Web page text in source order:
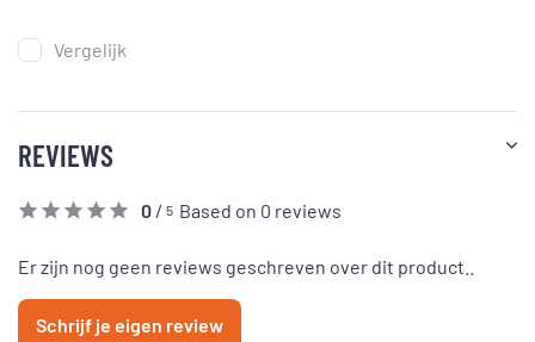
Vergelijk
REVIEWS
0 / 5 Based on 0 reviews
Er zijn nog geen reviews geschreven over dit product..
Schrijf je eigen review